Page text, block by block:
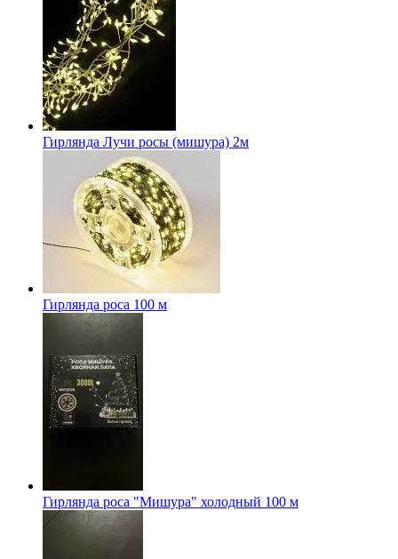
Гирлянда Лучи росы (мишура) 2м
Гирлянда роса 100 м
Гирлянда роса "Мишура" холодный 100 м